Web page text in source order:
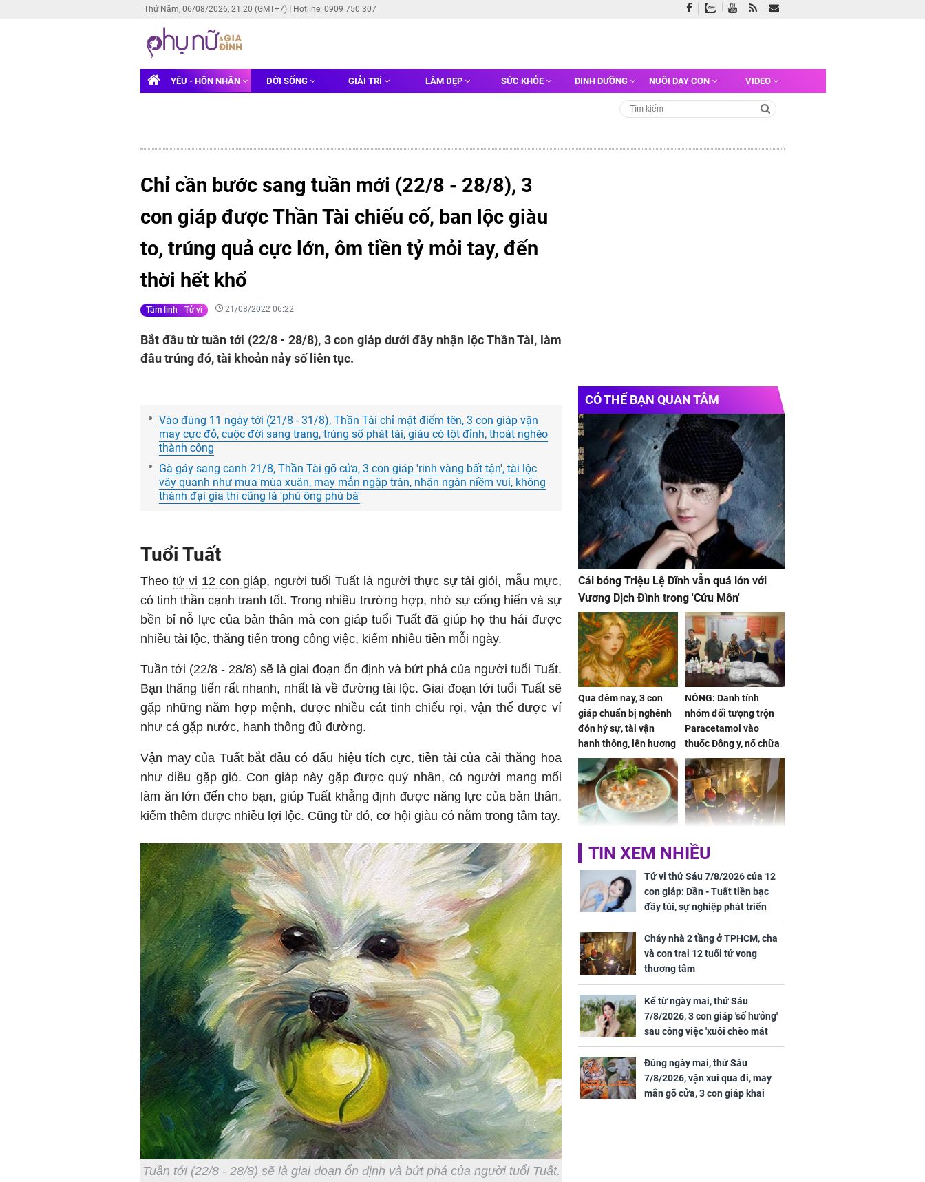
Thứ Năm, 06/08/2026, 21:20 (GMT+7) Hotline: 0909 750 307
YÊU - HÔN NHÂN ĐỜI SỐNG GIẢI TRÍ LÀM ĐẸP SỨC KHỎE DINH DƯỠNG NUÔI DẠY CON VIDEO
Chỉ cần bước sang tuần mới (22/8 - 28/8), 3
con giáp được Thần Tài chiếu cố, ban lộc giàu
to, trúng quả cực lớn, ôm tiền tỷ mỏi tay, đến
thời hết khổ
Tâm linh - Tử vi 21/08/2022 06:22
Bắt đầu từ tuần tới (22/8 - 28/8), 3 con giáp dưới đây nhận lộc Thần Tài, làm
đâu trúng đó, tài khoản nảy số liên tục.
Vào đúng 11 ngày tới (21/8 - 31/8), Thần Tài chỉ mặt điểm tên, 3 con giáp vận
may cực đỏ, cuộc đời sang trang, trúng số phát tài, giàu có tột đỉnh, thoát nghèo
thành công
Gà gáy sang canh 21/8, Thần Tài gõ cửa, 3 con giáp 'rinh vàng bất tận', tài lộc
vây quanh như mưa mùa xuân, may mắn ngập tràn, nhận ngàn niềm vui, không
thành đại gia thì cũng là 'phú ông phú bà'
Tuổi Tuất
Theo tử vi 12 con giáp, người tuổi Tuất là người thực sự tài giỏi, mẫu mực,
có tinh thần cạnh tranh tốt. Trong nhiều trường hợp, nhờ sự cống hiến và sự
bền bỉ nỗ lực của bản thân mà con giáp tuổi Tuất đã giúp họ thu hái được
nhiều tài lộc, thăng tiến trong công việc, kiếm nhiều tiền mỗi ngày.
Tuần tới (22/8 - 28/8) sẽ là giai đoạn ổn định và bứt phá của người tuổi Tuất.
Bạn thăng tiến rất nhanh, nhất là về đường tài lộc. Giai đoạn tới tuổi Tuất sẽ
gặp những năm hợp mệnh, được nhiều cát tinh chiếu rọi, vận thế được ví
như cá gặp nước, hanh thông đủ đường.
Vận may của Tuất bắt đầu có dấu hiệu tích cực, tiền tài của cải thăng hoa
như diều gặp gió. Con giáp này gặp được quý nhân, có người mang mối
làm ăn lớn đến cho bạn, giúp Tuất khẳng định được năng lực của bản thân,
kiếm thêm được nhiều lợi lộc. Cũng từ đó, cơ hội giàu có nằm trong tầm tay.
Tuần tới (22/8 - 28/8) sẽ là giai đoạn ổn định và bứt phá của người tuổi Tuất.
CÓ THỂ BẠN QUAN TÂM
Cái bóng Triệu Lệ Dĩnh vẫn quá lớn với
Vương Dịch Đình trong 'Cửu Môn'
Qua đêm nay, 3 con
giáp chuẩn bị nghênh
đón hỷ sự, tài vận
hanh thông, lên hương
hóa Rồng hóa Phượng,
gom hết may mắn về
nhà
NÓNG: Danh tính
nhóm đối tượng trộn
Paracetamol vào
thuốc Đông y, nổ chữa
bách bệnh
Giá trị sức khỏe và
cách sử dụng đúng
của loại hạt bình dân
Cháy nhà 2 tầng ở
TPHCM, cha và con
trai 12 tuổi tử vong
thương tâm
Chân dung nam diễn
ứng ngược khi than
nghèo
TIN XEM NHIỀU
Tử vi thứ Sáu 7/8/2026 của 12
con giáp: Dần - Tuất tiền bạc
đầy túi, sự nghiệp phát triển
hưng thịnh, Mão - Thân tài lộc
ảm đạm, mọi sự khó thành công
mỹ mãn
Cháy nhà 2 tầng ở TPHCM, cha
và con trai 12 tuổi tử vong
thương tâm
Kể từ ngày mai, thứ Sáu
7/8/2026, 3 con giáp 'số hưởng'
sau công việc 'xuôi chèo mát
mái', tiền tài 'thu về như nước',
tình duyên viên mãn
Đúng ngày mai, thứ Sáu
7/8/2026, vận xui qua đi, may
mắn gõ cửa, 3 con giáp khai